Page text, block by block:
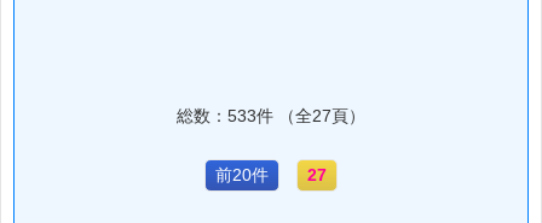
総数：533件 （全27頁）
前20件 27